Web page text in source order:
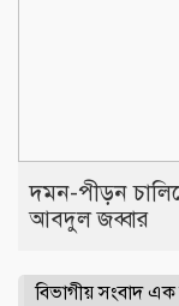
দমন-পীড়ন
আবদুল জব্বার
বিভাগীয় সংবাদ এক